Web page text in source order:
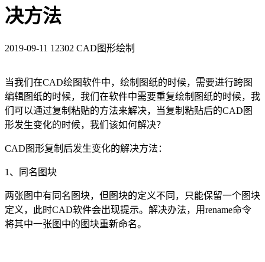
决方法
2019-09-11 12302 CAD图形绘制
当我们在CAD绘图软件中，绘制图纸的时候，需要进行跨图
编辑图纸的时候，我们在软件中需要重复绘制图纸的时候，我
们可以通过复制粘贴的方法来解决，当复制粘贴后的CAD 图
形发生变化的时候，我们该如何解决？
CAD 图形复制后发生变化的解决方法：
1、同名图块
两张图中有同名图块，但图块的定义不同，只能保留一个图块
定义，此时CAD软件会出现提示。解决办法，用rename命令
将其中一张图中的图块重新命名。